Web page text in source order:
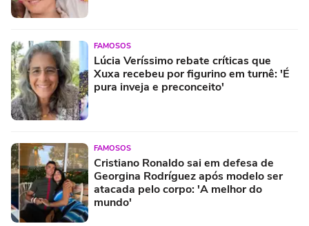
FAMOSOS
Lúcia Veríssimo rebate críticas que
Xuxa recebeu por figurino em turnê: 'É
pura inveja e preconceito'
FAMOSOS
Cristiano Ronaldo sai em defesa de
Georgina Rodríguez após modelo ser
atacada pelo corpo: 'A melhor do
mundo'